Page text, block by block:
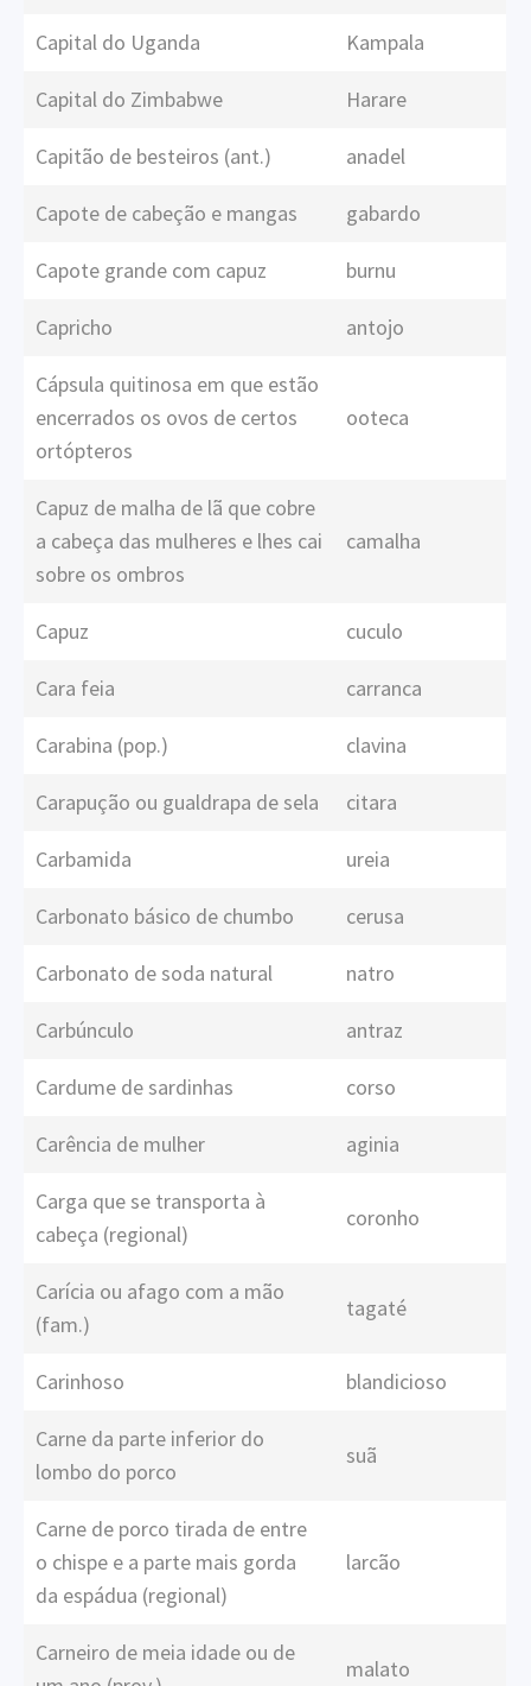
Capital do Uganda Kampala
Capital do Zimbabwe Harare
Capitão de besteiros (ant.) anadel
Capote de cabeção e mangas gabardo
Capote grande com capuz burnu
Capricho antojo
Cápsula quitinosa em que estão
encerrados os ovos de certos
ortópteros
ooteca
Capuz de malha de lã que cobre
a cabeça das mulheres e lhes cai
sobre os ombros
camalha
Capuz cuculo
Cara feia carranca
Carabina (pop.) clavina
Carapução ou gualdrapa de sela citara
Carbamida ureia
Carbonato básico de chumbo cerusa
Carbonato de soda natural natro
Carbúnculo antraz
Cardume de sardinhas corso
Carência de mulher aginia
Carga que se transporta à
cabeça (regional)
coronho
Carícia ou afago com a mão
(fam.)
tagaté
Carinhoso blandicioso
Carne da parte inferior do
lombo do porco
suã
Carne de porco tirada de entre
o chispe e a parte mais gorda
da espádua (regional)
larcão
Carneiro de meia idade ou de
malato